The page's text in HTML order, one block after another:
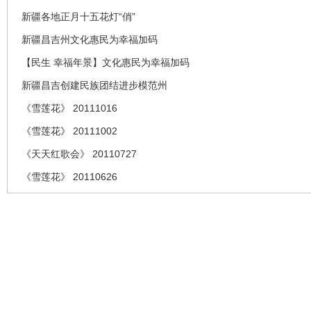
新疆各地正月十五花灯“俏”
新疆昌吉州文化惠民为幸福加码
【民生 幸福年景】文化惠民为幸福加码
新疆昌吉创建民族团结进步模范州
《雪莲花》 20111016
《雪莲花》 20111002
《天天红歌会》 20110727
《雪莲花》 20110626